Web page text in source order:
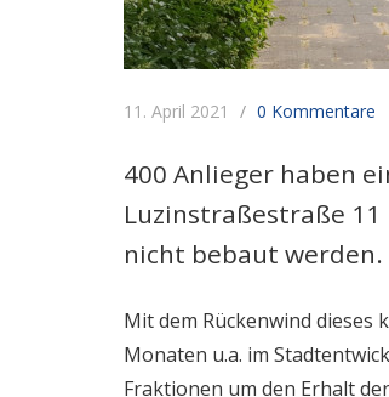
11. April 2021 0 Kommentare
400 Anlieger haben
Luzinstraßestraße
nicht bebaut werden.
Mit dem Rückenwind
Monaten u.a. im
Fraktionen um den Erhalt